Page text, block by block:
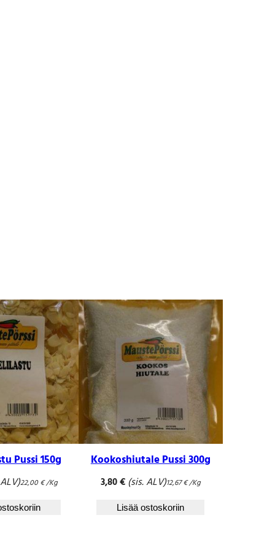
Pussi 150g
22,00€/Kg
Kookoshiutale Pussi 300g
3,80€ (sis. ALV)12,67€/Kg
Lisää ostoskoriin